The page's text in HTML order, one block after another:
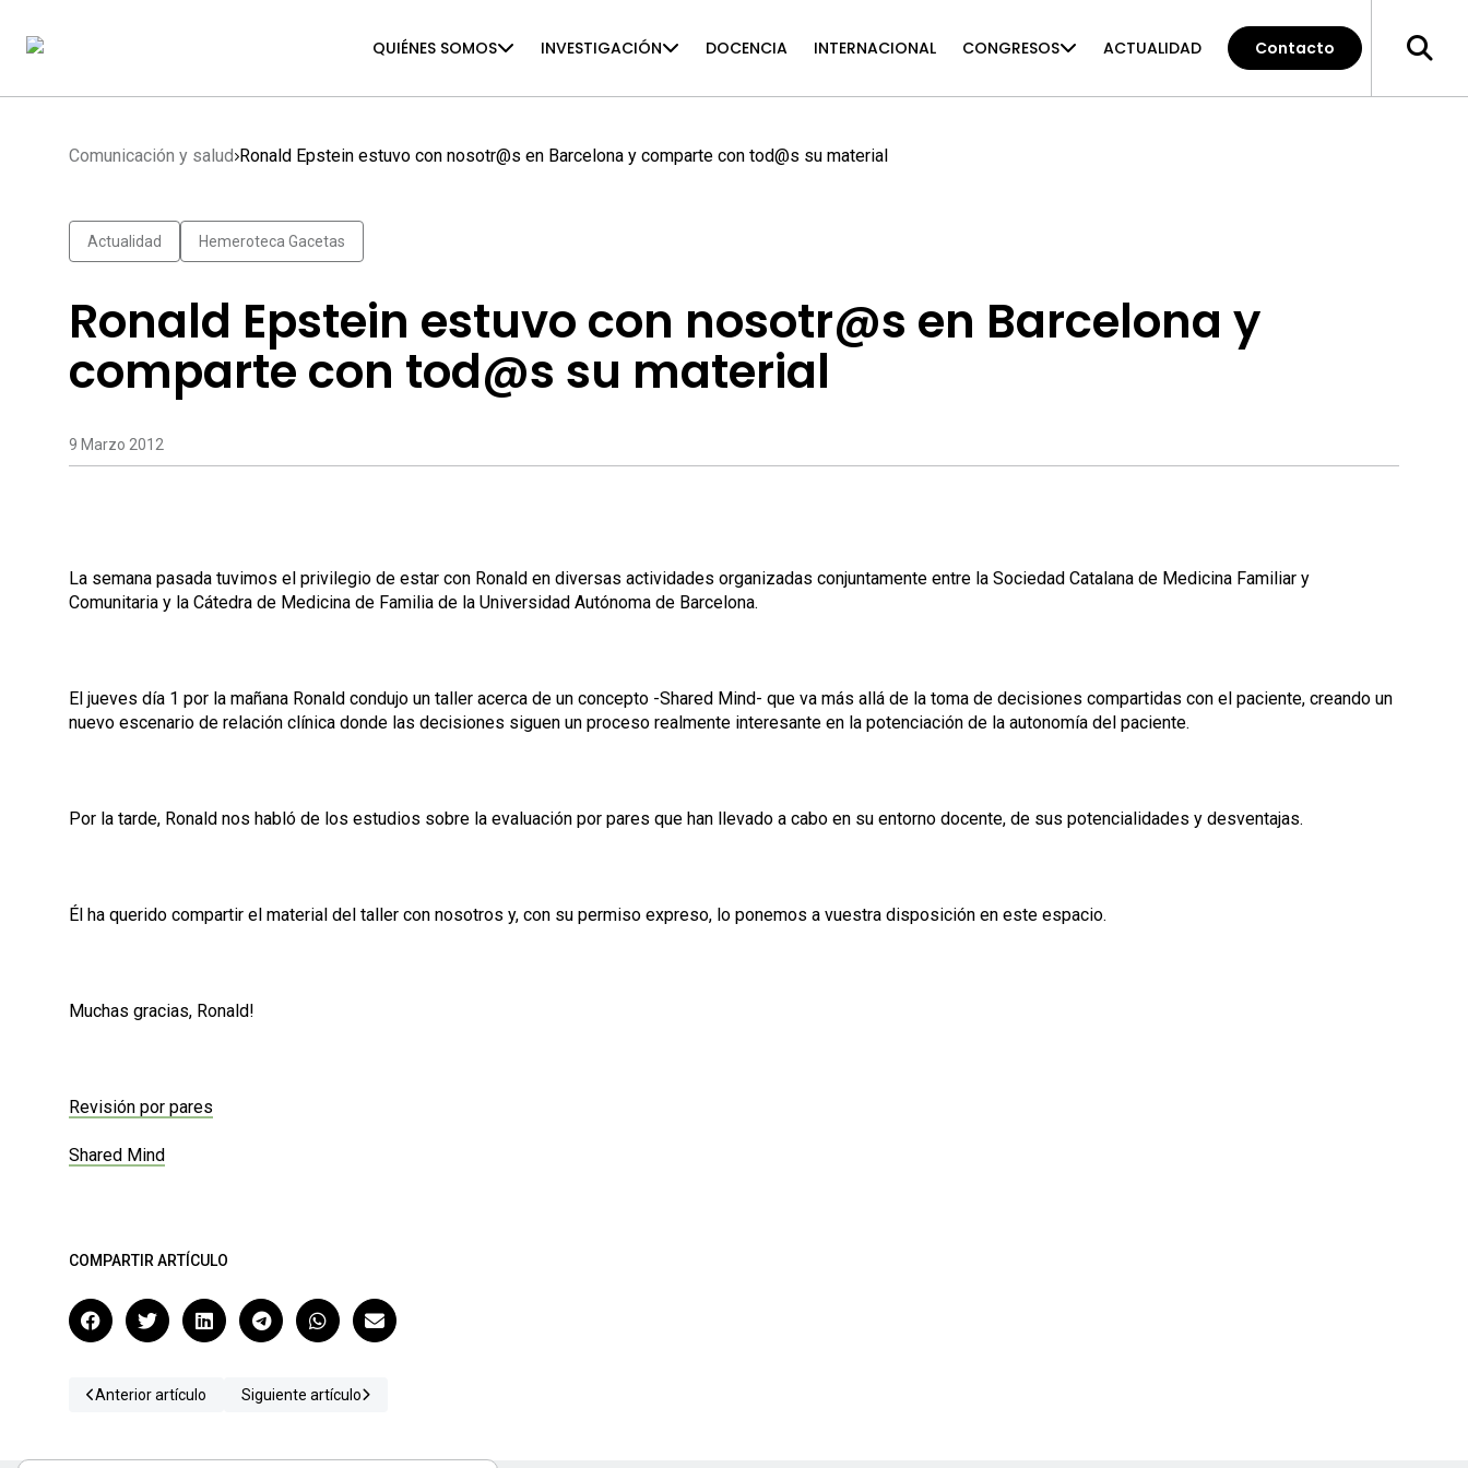
QUIÉNES SOMOS INVESTIGACIÓN DOCENCIA INTERNACIONAL CONGRESOS ACTUALIDAD Contacto
Comunicación y salud Ronald Epstein estuvo con nosotr@s en Barcelona y comparte con tod@s su material
Actualidad Hemeroteca Gacetas
Ronald Epstein estuvo con nosotr@s en Barcelona y
comparte con tod@s su material
9 Marzo 2012
La semana pasada tuvimos el privilegio de estar con Ronald en diversas actividades organizadas conjuntamente entre la Sociedad Catalana de Medicina Familiar y
Comunitaria y la Cátedra de Medicina de Familia de la Universidad Autónoma de Barcelona.
El jueves día 1 por la mañana Ronald condujo un taller acerca de un concepto -Shared Mind- que va más allá de la toma de decisiones compartidas con el paciente, creando un
nuevo escenario de relación clínica donde las decisiones siguen un proceso realmente interesante en la potenciación de la autonomía del paciente.
Por la tarde, Ronald nos habló de los estudios sobre la evaluación por pares que han llevado a cabo en su entorno docente, de sus potencialidades y desventajas.
Él ha querido compartir el material del taller con nosotros y, con su permiso expreso, lo ponemos a vuestra disposición en este espacio.
Muchas gracias, Ronald!
Revisión por pares
Shared Mind
COMPARTIR ARTÍCULO
Anterior artículo Siguiente artículo